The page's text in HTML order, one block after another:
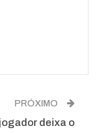
PRÓXIMO
deixa o